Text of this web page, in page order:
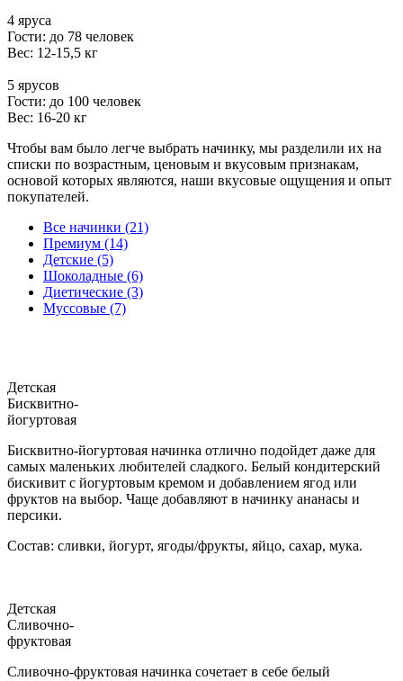
4 яруса
Гости: до 78 человек
Вес: 12-15,5 кг
5 ярусов
Гости: до 100 человек
Вес: 16-20 кг
Чтобы вам было легче выбрать начинку, мы разделили их на
списки по возрастным, ценовым и вкусовым признакам,
основой которых являются, наши вкусовые ощущения и опыт
покупателей.
Все начинки (21)
Премиум (14)
Детские (5)
Шоколадные (6)
Диетические (3)
Муссовые (7)
Детская
Бисквитно-
йогуртовая
Бисквитно-йогуртовая начинка отлично подойдет даже для
самых маленьких любителей сладкого. Белый кондитерский
бискивит с йогуртовым кремом и добавлением ягод или
фруктов на выбор. Чаще добавляют в начинку ананасы и
персики.
Состав: сливки, йогурт, ягоды/фрукты, яйцо, сахар, мука.
Детская
Сливочно-
фруктовая
Сливочно-фруктовая начинка сочетает в себе белый